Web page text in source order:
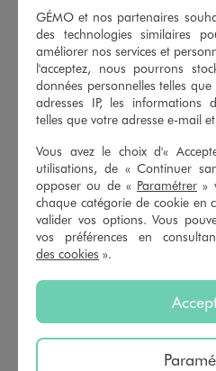
3/5 de moyenne
(2 avis)
AJOUTERAU PANIER
4.6/5
Basé sur42 avis soumis à un
contrôle
Voir tous les avis sur ce site
3
GÉMO et nos partenaires
des technologies similaires
améliorer nos services et
l'acceptez, nous pourrons
données personnelles telles
adresses IP, les informations
telles que votre adresse e-mail
Vous avez le choix d'«
utilisations, de « Continuer
opposer ou de « Paramétrer »
chaque catégorie de cookie en
valider vos options. Vous
vos préférences en
des cookies ».